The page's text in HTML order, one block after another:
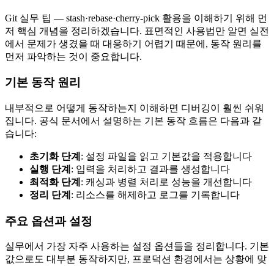
Git 실무 팁 — stash·rebase·cherry-pick 활용을 이해하기 위해 먼
저 핵심 개념을 정리하겠습니다. 표면적인 사용법만 알면 실전
에서 문제가 생겼을 때 대응하기 어렵기 때문에, 동작 원리를
먼저 파악하는 것이 중요합니다.
기본 동작 원리
내부적으로 어떻게 동작하는지 이해하면 디버깅이 훨씬 쉬워
집니다. 공식 문서에서 설명하는 기본 동작 흐름은 다음과 같
습니다:
초기화 단계 : 설정 파일을 읽고 기본값을 적용합니다
실행 단계 : 입력을 처리하고 결과를 생성합니다
최적화 단계 : 캐싱과 병렬 처리로 성능을 개선합니다
정리 단계 : 리소스를 해제하고 로그를 기록합니다
주요 옵션과 설정
실무에서 가장 자주 사용하는 설정 옵션들을 정리합니다. 기본
값으로도 대부분 동작하지만, 프로덕션 환경에서는 상황에 맞